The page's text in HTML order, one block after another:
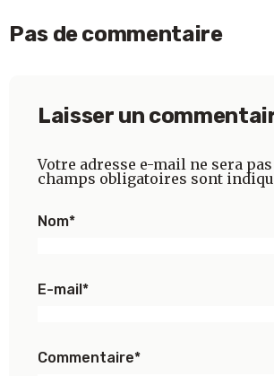
Pas de commentaire
Laisser un
Votre adresse e-mail ne sera
champs obligatoires sont
Nom*
E-mail *
Commentaire*